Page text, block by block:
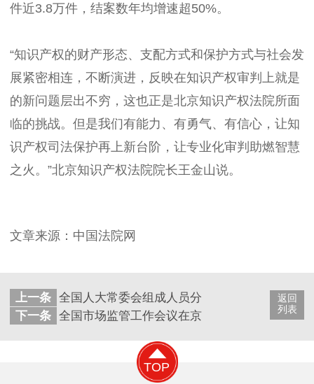
件近3.8万件，结案数年均增速超50%。
“知识产权的财产形态、支配方式和保护方式与社会发
展紧密相连，不断演进，反映在知识产权审判上就是
的新问题层出不穷，这也正是北京知识产权法院所面
临的挑战。但是我们有能力、有勇气、有信心，让知
识产权司法保护再上新台阶，让专业化审判助燃智慧
之火。”北京知识产权法院院长王金山说。
文章来源：中国法院网
返回
列表
上一条 全国人大常委会组成人员分组审议专利法修正案
下一条 全国市场监管工作会议在京开幕 知识产权保护
TOP